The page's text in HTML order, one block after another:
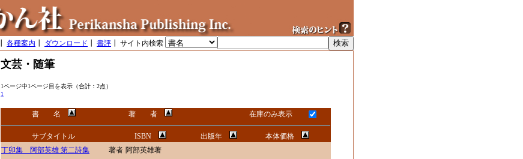
各種案内 ダウンロード 書評 ┃ サイト内検索
文芸・随筆
1ページ中1ページ目を表示（合計：2点）
1
書 名 著 者 在庫のみ表示
サブタイトル ISBN 出版年
本体価格
丁卯集 阿部英雄 第二詩集
著者 阿部英雄著